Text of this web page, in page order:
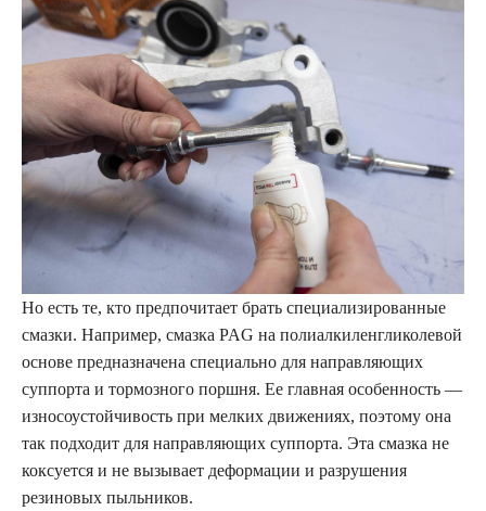
Но есть те, кто предпочитает брать специализированные
смазки. Например, смазка PAG на полиалкиленгликолевой
основе предназначена специально для направляющих
суппорта и тормозного поршня. Ее главная особенность —
износоустойчивость при мелких движениях, поэтому она
так подходит для направляющих суппорта. Эта смазка не
коксуется и не вызывает деформации и разрушения
резиновых пыльников.